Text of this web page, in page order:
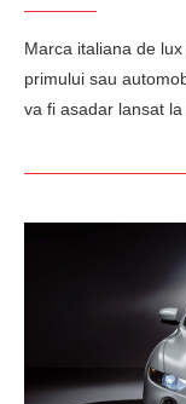
Marca italiana de
primului sau
va fi asadar lansat